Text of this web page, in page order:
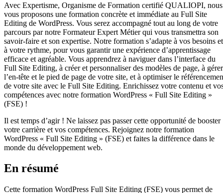
Avec Expertisme, Organisme de Formation certifié QUALIOPI, nous
vous proposons une formation concrète et immédiate au Full Site
Editing de WordPress. Vous serez accompagné tout au long de votre
parcours par notre Formateur Expert Métier qui vous transmettra son
savoir-faire et son expertise. Notre formation s’adapte à vos besoins et
à votre rythme, pour vous garantir une expérience d’apprentissage
efficace et agréable. Vous apprendrez à naviguer dans l’interface du
Full Site Editing, à créer et personnaliser des modèles de page, à gérer
l’en-tête et le pied de page de votre site, et à optimiser le
de votre site avec le Full Site Editing. Enrichissez votre contenu et
compétences avec notre formation WordPress « Full Site Editing »
(FSE) !
Il est temps d’agir ! Ne laissez pas passer cette opportunité de booster
votre carrière et vos compétences. Rejoignez notre formation
WordPress « Full Site Editing » (FSE) et faites la différence dans le
monde du développement web.
En résumé
Cette formation WordPress Full Site Editing (FSE) vous permet de